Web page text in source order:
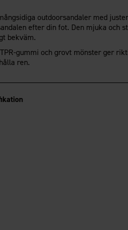
outdoorsandaler med
efter din fot. Den mjuka och
bekväm.
gummi och grovt mönster ger
ren.